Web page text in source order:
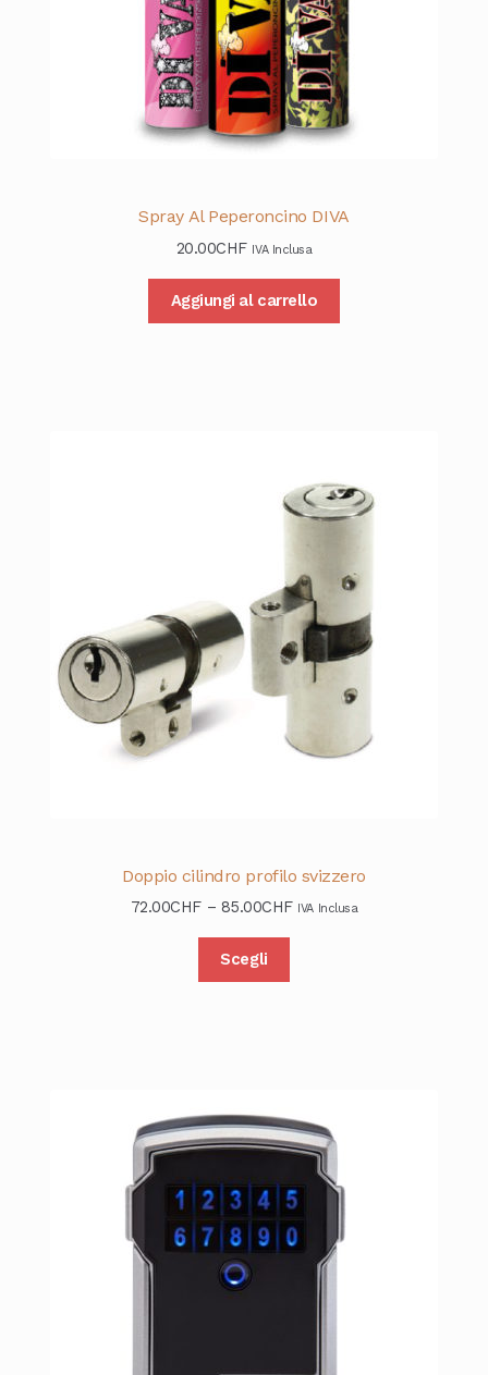
Spray Al Peperoncino DIVA
20.00CHF IVA Inclusa
Aggiungi al carrello
Doppio cilindro profilo svizzero
72.00CHF – 85.00CHF IVA Inclusa
Scegli